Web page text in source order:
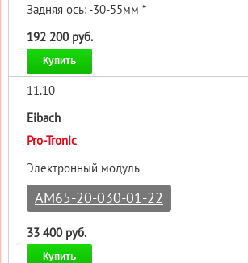
Задняя ось: -30-55мм *
192 200 руб.
Купить
11.10 -
Eibach
Pro-Tronic
Электронный модуль
AM65-20-030-01-22
33 400 руб.
Купить